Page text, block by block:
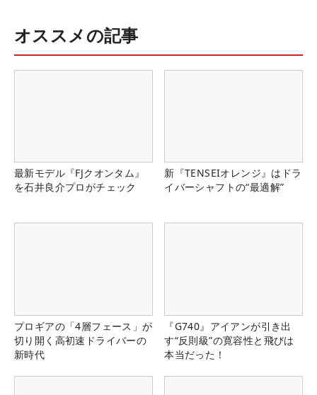
オススメの記事
最新モデル『FJクオンタム』
を石井良介プロがチェック
新『TENSEIオレンジ』はドラ
イバーシャフトの“最適解”
プロギアの「4層フェース」が
切り開く高初速ドライバーの
新時代
『G740』アイアンが引き出
す“反則級”の寛容性と飛びは
本当だった！